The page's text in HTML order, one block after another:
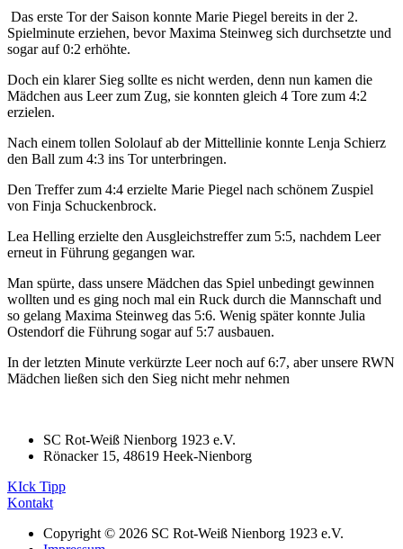
Das erste Tor der Saison konnte Marie Piegel bereits in der 2.
Spielminute erziehen, bevor Maxima Steinweg sich durchsetzte und
sogar auf 0:2 erhöhte.
Doch ein klarer Sieg sollte es nicht werden, denn nun kamen die
Mädchen aus Leer zum Zug, sie konnten gleich 4 Tore zum 4:2
erzielen.
Nach einem tollen Sololauf ab der Mittellinie konnte Lenja Schierz
den Ball zum 4:3 ins Tor unterbringen.
Den Treffer zum 4:4 erzielte Marie Piegel nach schönem Zuspiel
von Finja Schuckenbrock.
Lea Helling erzielte den Ausgleichstreffer zum 5:5, nachdem Leer
erneut in Führung gegangen war.
Man spürte, dass unsere Mädchen das Spiel unbedingt gewinnen
wollten und es ging noch mal ein Ruck durch die Mannschaft und
so gelang Maxima Steinweg das 5:6. Wenig später konnte Julia
Ostendorf die Führung sogar auf 5:7 ausbauen.
In der letzten Minute verkürzte Leer noch auf 6:7, aber unsere RWN
Mädchen ließen sich den Sieg nicht mehr nehmen
SC Rot-Weiß Nienborg 1923 e.V.
Rönacker 15, 48619 Heek-Nienborg
KIck Tipp
Kontakt
Copyright © 2026 SC Rot-Weiß Nienborg 1923 e.V.